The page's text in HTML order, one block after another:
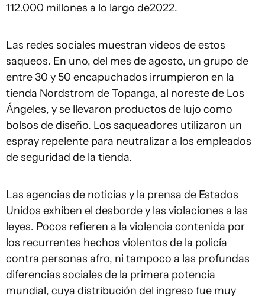
112.000 millones a lo largo de2022.
Las redes sociales muestran videos de estos
saqueos. En uno, del mes de agosto, un grupo de
entre 30 y 50 encapuchados irrumpieron en la
tienda Nordstrom de Topanga, al noreste de Los
Ángeles, y se llevaron productos de lujo como
bolsos de diseño. Los saqueadores utilizaron un
espray repelente para neutralizar a los empleados
de seguridad de la tienda.
Las agencias de noticias y la prensa de Estados
Unidos exhiben el desborde y las violaciones a las
leyes. Pocos refieren a la violencia contenida por
los recurrentes hechos violentos de la policía
contra personas afro, ni tampoco a las profundas
diferencias sociales de la primera potencia
mundial, cuya distribución del ingreso fue muy